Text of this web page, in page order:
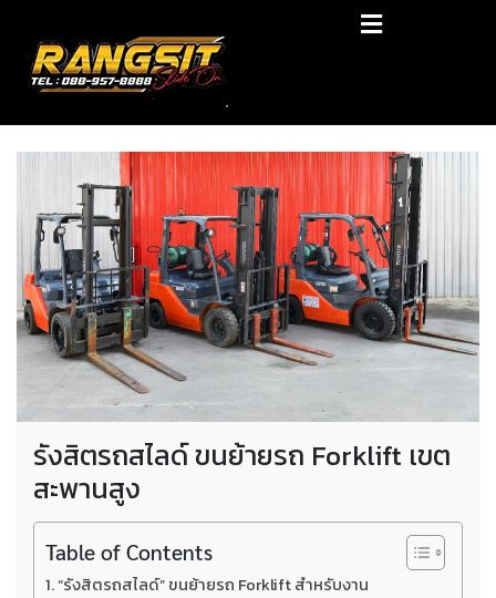
content
RANGSIT SlideON
รถยก168 รถสไลด์รังสิต รถสไลด์ ราคาถูก
รังสิตรถสไลด์ ขนย้ายรถ Forklift เขต
สะพานสูง
Table of Contents
“รังสิตรถสไลด์” ขนย้ายรถ Forklift สำหรับงาน